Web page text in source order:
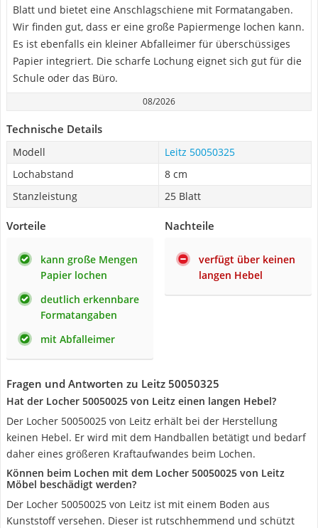
Blatt und bietet eine Anschlagschiene mit Formatangaben.
Wir finden gut, dass er eine große Papiermenge lochen kann.
Es ist ebenfalls ein kleiner Abfalleimer für überschüssiges
Papier integriert. Die scharfe Lochung eignet sich gut für die
Schule oder das Büro.
08/2026
Technische Details
Modell
Leitz 50050325
Lochabstand
8 cm
Stanzleistung
25 Blatt
Vorteile
kann große Mengen
Papier lochen
deutlich erkennbare
Formatangaben
mit Abfalleimer
Nachteile
verfügt über keinen
langen Hebel
Fragen und Antworten zu Leitz 50050325
Hat der Locher 50050025 von Leitz einen langen Hebel?
Der Locher 50050025 von Leitz erhält bei der Herstellung
keinen Hebel. Er wird mit dem Handballen betätigt und bedarf
daher eines größeren Kraftaufwandes beim Lochen.
Können beim Lochen mit dem Locher 50050025 von Leitz
Möbel beschädigt werden?
Der Locher 50050025 von Leitz ist mit einem Boden aus
Kunststoff versehen. Dieser ist rutschhemmend und schützt